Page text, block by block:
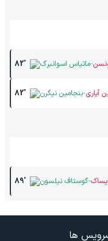
82' ماتیاس اسوانبرگ-
82' بنجامین نیگرن-آیاری
89' گوستاف نیلسون-
ها